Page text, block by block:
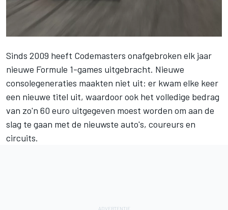
Sinds 2009 heeft Codemasters onafgebroken elk jaar
nieuwe Formule 1-games uitgebracht. Nieuwe
consolegeneraties maakten niet uit: er kwam elke keer
een nieuwe titel uit, waardoor ook het volledige bedrag
van zo'n 60 euro uitgegeven moest worden om aan de
slag te gaan met de nieuwste auto's, coureurs en
circuits.